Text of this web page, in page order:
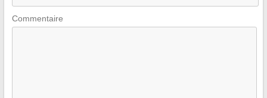
Commentaire